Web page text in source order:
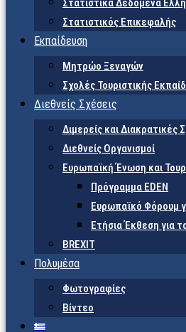
Στατιστικά Δεδομένα
Στατιστικός Επικεφαλής
Εκπαίδευση
Μητρώο Ξεναγών
Σχολές Τουριστικής
Διεθνείς Σχέσεις
Διμερείς και Διακρατικές
Διεθνείς Οργανισμοί
Ευρωπαϊκή Ένωση και
Πρόγραμμα EDEN
Ευρωπαϊκό Φόρουμ
Ετήσια Έκθεση για
BREXIT
Πολυμέσα
Φωτογραφίες
Βίντεο